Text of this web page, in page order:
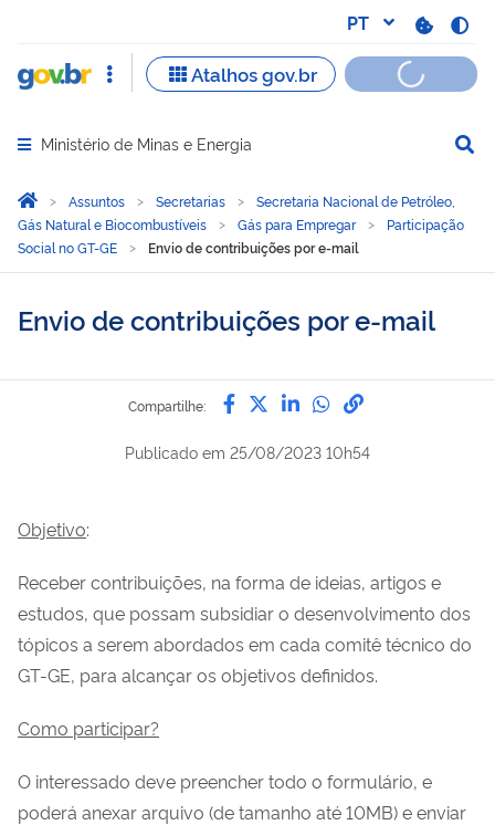
Abrir menu principal de navegação
Ministério de Minas e Energia
Você está aqui:
Página Inicial
Assuntos Secretarias
Secretaria Nacional de Petróleo,
Gás Natural e Biocombustíveis
Gás para Empregar
Participação
Social no GT-GE
Envio de contribuições por e-mail
Envio de contribuições por e-mail
Compartilhe: Compartilhe por Facebook
Compartilhe por Twitter
Compartilhe por
Compartilhe
link para
Publicado em 25/08/2023 10h54
Objetivo:
Receber contribuições, na forma de ideias, artigos e
estudos, que possam subsidiar o desenvolvimento dos
tópicos a serem abordados em cada comitê técnico do
GT-GE, para alcançar os objetivos definidos.
Como participar?
O interessado deve preencher todo o formulário, e
poderá anexar arquivo (de tamanho até 10MB) e enviar